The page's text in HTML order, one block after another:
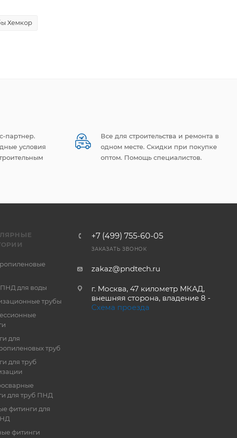
Хемкор
партнер.
условия
Все для строительства и ремонта в
одном месте. Скидки при покупке
оптом. Помощь специалистов.
для воды
трубы
для
труб
для труб
для труб ПНД
фитинги для
фитинги
+7 (499) 755-60-05
ЗАКАЗАТЬ ЗВОНОК
zakaz@pndtech.ru
г. Москва, 47 километр МКАД,
внешняя сторона, владение 8 -
Схема проезда